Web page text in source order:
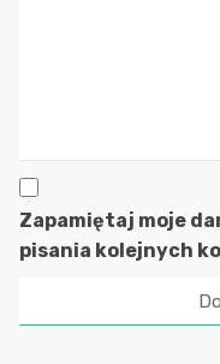
Zapamiętaj moje
pisania kolejnych